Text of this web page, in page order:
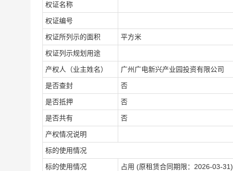
权证名称
权证编号
权证所列示的面积 平方米
权证列示规划用途
产权人（业主姓名） 广州广电新兴产业园投资有限公司
是否查封 否
是否抵押 否
是否共有 否
产权情况说明
标的使用情况
标的使用情况 占用 (原租赁合同期限：2026-03-31)